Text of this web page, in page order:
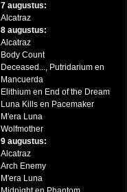
7 augustus:
Alcatraz
8 augustus:
Alcatraz
Body Count
Deceased..., Putridarium en
Mancuerda
Elithium en End of the Dream
Luna Kills en Pacemaker
M'era Luna
Wolfmother
9 augustus:
Alcatraz
Arch Enemy
M'era Luna